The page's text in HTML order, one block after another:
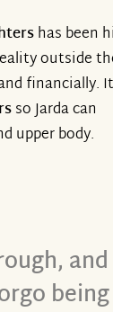
has been
outside
financially.
so Jarda can
upper body.
being